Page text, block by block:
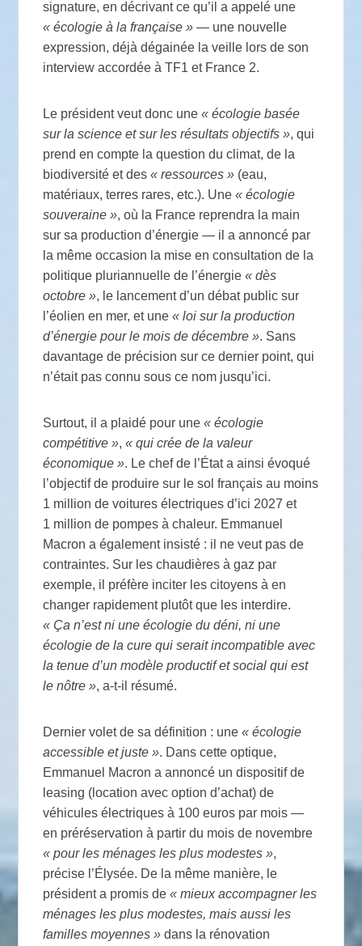
signature, en décrivant ce qu’il a appelé une
« écologie à la française » — une nouvelle
expression, déjà dégainée la veille lors de son
interview accordée àTF1 et France 2.
Le président veut donc une« écologie basée
sur la science et sur les résultats objectifs », qui
prend en compte la question du climat, de la
biodiversité et des« ressources » (eau,
matériaux, terres rares, etc.). Une« écologie
souveraine », où la France reprendra la main
sur sa production d’énergie — il a annoncé par
la même occasion la mise en consultation de la
politique pluriannuelle de l’énergie« dès
octobre », le lancement d’un débat public sur
l’éolien en mer, et une« loi sur la production
d’énergie pour le mois de décembre ». Sans
davantage de précision sur ce dernier point, qui
n’était pas connu sous ce nom jusqu’ici.
Surtout, il a plaidé pour une« écologie
compétitive »,« qui crée de la valeur
économique ». Le chef de l’État a ainsi évoqué
l’objectif de produire sur le sol français au moins
1 million de voitures électriques d’ici 2027 et
1 million de pompes à chaleur. Emmanuel
Macron a également insisté : il ne veut pas de
contraintes. Sur les chaudières à gaz par
exemple, il préfère inciter les citoyens à en
changer rapidement plutôt que les interdire.
« Ça n’est ni une écologie du déni, ni une
écologie de la cure qui serait incompatible avec
la tenue d’un modèle productif et social qui est
le nôtre », a-t-il résumé.
Dernier volet de sa définition : une« écologie
accessible et juste ». Dans cette optique,
Emmanuel Macron a annoncé un dispositif de
leasing (location avec option d’achat) de
véhicules électriques à 100 euros par mois —
en préréservation à partir du mois de novembre
« pour les ménages les plus modestes »,
précise l’Élysée. De la même manière, le
président a promis de« mieux accompagner les
ménages les plus modestes, mais aussi les
familles moyennes » dans la rénovation